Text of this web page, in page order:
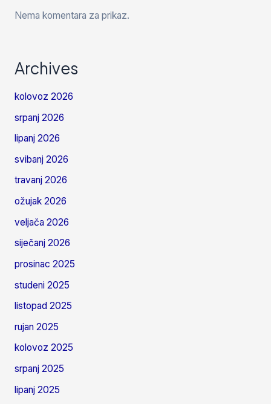
Nema komentara za prikaz.
Archives
kolovoz 2026
srpanj 2026
lipanj 2026
svibanj 2026
travanj 2026
ožujak 2026
veljača 2026
siječanj 2026
prosinac 2025
studeni 2025
listopad 2025
rujan 2025
kolovoz 2025
srpanj 2025
lipanj 2025